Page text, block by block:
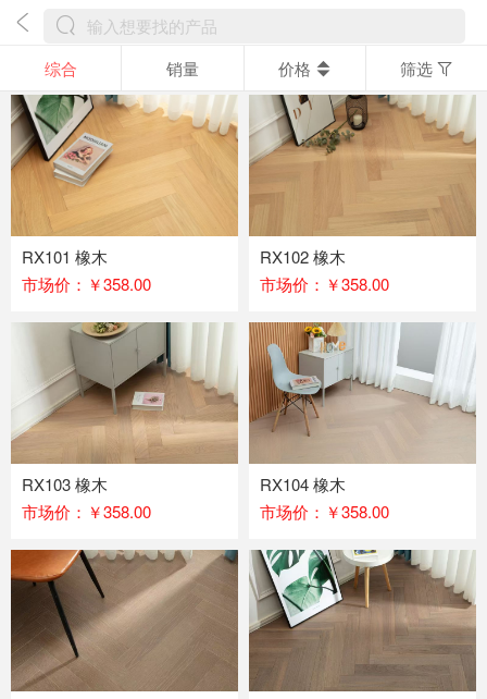
综合 销量 价格 筛选
RX101 橡木
市场价：￥358.00
RX102 橡木
市场价：￥358.00
RX103 橡木
市场价：￥358.00
RX104 橡木
市场价：￥358.00